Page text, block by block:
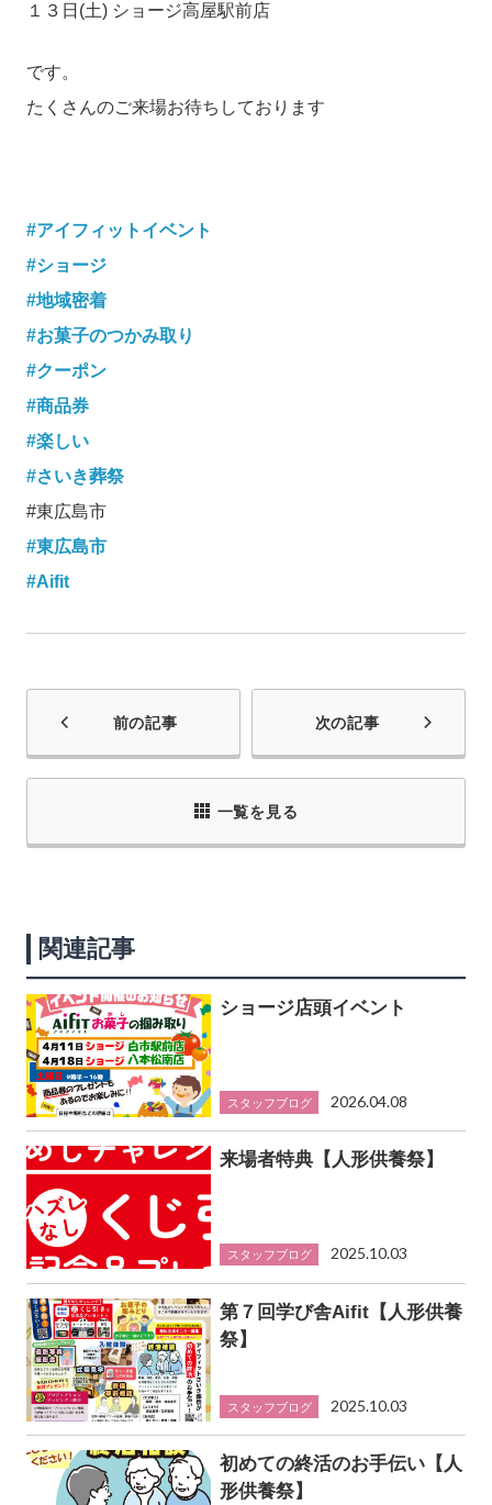
１３日(土) ショージ高屋駅前店
です。
たくさんのご来場お待ちしております
#アイフィットイベント
#ショージ
#地域密着
#お菓子のつかみ取り
#クーポン
#商品券
#楽しい
#さいき葬祭
#東広島市
#東広島市
#Aifit
前の記事 次の記事
一覧を見る
関連記事
ショージ店頭イベント
スタッフブログ 2026.04.08
来場者特典【人形供養祭】
スタッフブログ 2025.10.03
第７回学び舎Aifit【人形供養
祭】
スタッフブログ 2025.10.03
初めての終活のお手伝い【人
形供養祭】